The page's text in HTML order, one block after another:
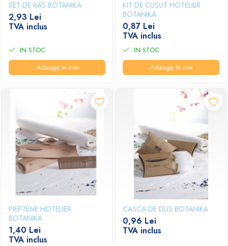
SET DE RAS BOTANIKA
2,93 Lei
TVA inclus
IN STOC
Adauga in cos
KIT DE CUSUT HOTELIER
BOTANIKA
0,87 Lei
TVA inclus
IN STOC
Adauga in cos
PIEPTENE HOTELIER
BOTANIKA
1,40 Lei
TVA inclus
CASCA DE DUS BOTANIKA
0,96 Lei
TVA inclus